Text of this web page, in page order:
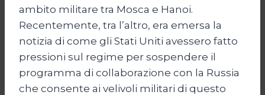
ambito militare tra Mosca e Hanoi.
Recentemente, tra l’altro, era emersa la
notizia di come gli Stati Uniti avessero fatto
pressioni sul regime per sospendere il
programma di collaborazione con la Russia
che consente ai velivoli militari di questo